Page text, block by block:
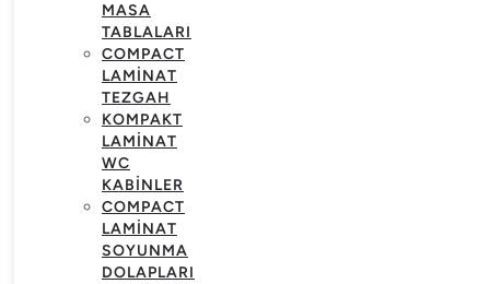
MASA
TABLALARI
COMPACT
LAMINAT
TEZGAH
KOMPAKT
LAMINAT
WC
KABINLER
COMPACT
LAMINAT
SOYUNMA
DOLAPLARI